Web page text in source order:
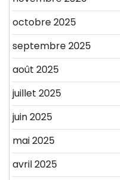
octobre 2025
septembre 2025
août 2025
juillet 2025
juin 2025
mai 2025
avril 2025